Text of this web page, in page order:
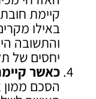
קיימת
באילו
והתשובה
יחסים של
כאשר
הסכם ממון